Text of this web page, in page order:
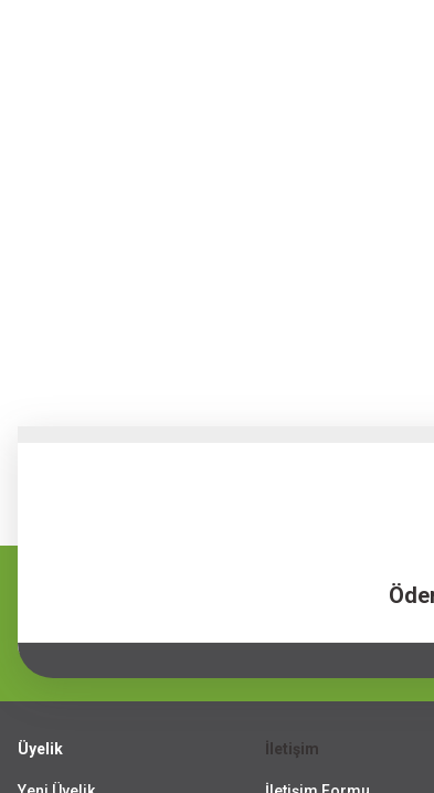
Üyelik İletişim